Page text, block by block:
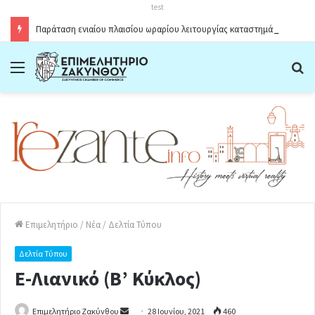
test
Menu
Επιμελητήριο / Νέα / Δελτία Τύπου
Δελτία Τύπου
Ε-Λιανικό (Β’ Κύκλος)
Επιμελητήριο Ζακύνθου 28 Ιουνίου, 2021 460